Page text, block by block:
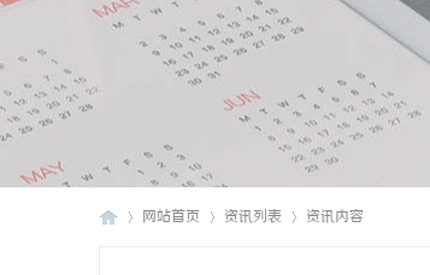
网站首页 资讯列表 资讯内容